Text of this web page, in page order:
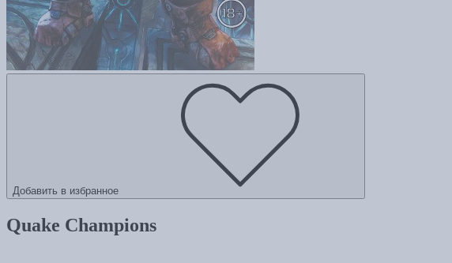
Добавить в избранное
Quake Champions